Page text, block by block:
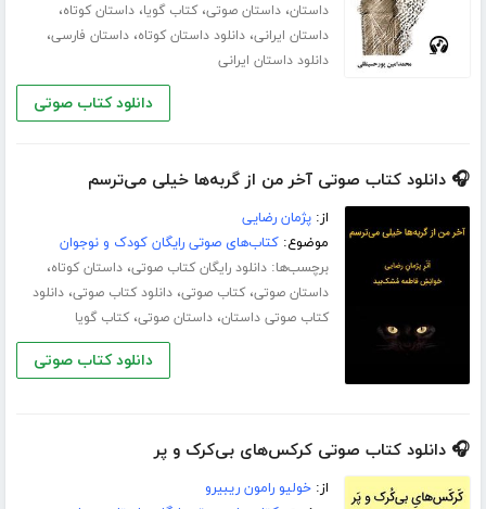
داستان،داستان صوتی،کتاب گویا،داستان کوتاه،
داستان ایرانی،دانلود داستان کوتاه،داستان فارسی،
دانلود داستان ایرانی
دانلود کتاب صوتی
🎧 دانلود کتاب صوتی آخر من از گربه‌ها خیلی می‌ترسم
از:پژمان رضایی
موضوع:کتاب‌های صوتی رایگان کودک و نوجوان
برچسب‌ها:دانلود رایگان کتاب صوتی،داستان کوتاه،
داستان صوتی،کتاب صوتی،دانلود کتاب صوتی،دانلود
کتاب صوتی داستان،داستان صوتی،کتاب گویا
دانلود کتاب صوتی
🎧 دانلود کتاب صوتی کرکس‌های بی‌کرک و پر
از:خولیو رامون ریبیرو